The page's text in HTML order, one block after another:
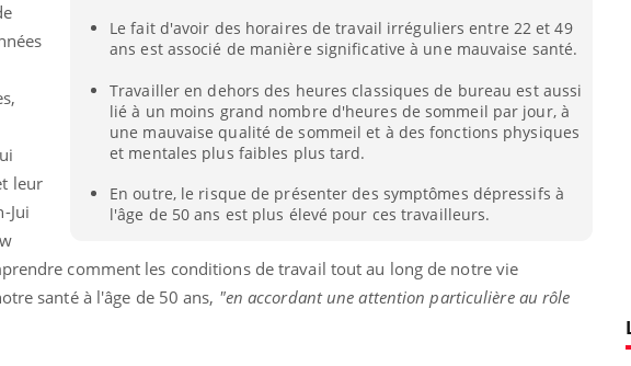
Le fait d'avoir des horaires de travail irréguliers entre 22 et 49
ans est associé de manière significative à une mauvaise santé.
Travailler en dehors des heures classiques de bureau est aussi
lié à un moins grand nombre d'heures de sommeil par jour, à
une mauvaise qualité de sommeil et à des fonctions physiques
et mentales plus faibles plus tard.
En outre, le risque de présenter des symptômes dépressifs à
l'âge de 50 ans est plus élevé pour ces travailleurs.
leur
Jui
comment les conditions de travail tout au long de notre vie
santé à l'âge de 50 ans, "en accordant une attention particulière au rôle